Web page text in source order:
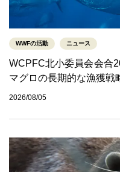
WWFの活動 ニュース
WCPFC北小委員会会合
マグロの長期的な漁獲戦
2026/08/05